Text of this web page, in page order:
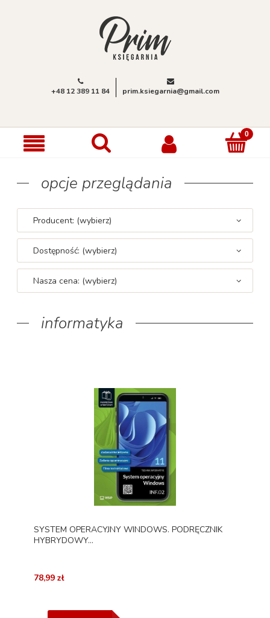
+48 12 389 11 84 prim.ksiegarnia@gmail.com
opcje przeglądania
Producent: (wybierz)
Dostępność: (wybierz)
Nasza cena: (wybierz)
informatyka
SYSTEM OPERACYJNY WINDOWS. PODRĘCZNIK
HYBRYDOWY...
78,99 zł